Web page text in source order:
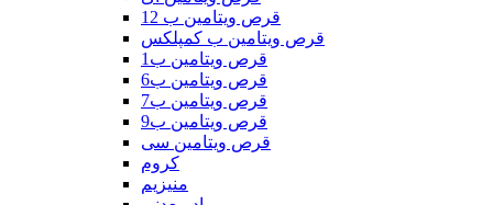
قرص ویتامین ب 12
قرص ویتامین ب کمپلکس
قرص ویتامین ب1
قرص ویتامین ب6
قرص ویتامین ب7
قرص ویتامین ب9
قرص ویتامین سی
کروم
منیزیم